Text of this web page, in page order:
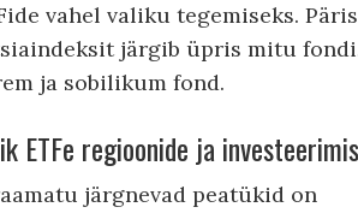
vahel valiku tegemiseks.
järgib üpris mitu
ja sobilikum fond.
ETFe regioonide ja
järgnevad peatükid on